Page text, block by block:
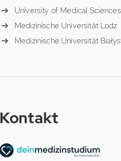
University of Medical
Medizinische Universität Lodz
Medizinische Universität
Kontakt